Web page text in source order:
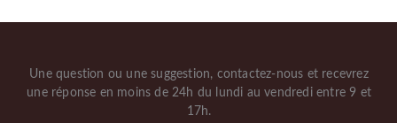
Une question ou une suggestion, contactez-nous et recevrez
une réponse en moins de 24h du lundi au vendredi entre 9 et
17h.